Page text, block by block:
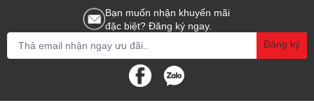
Bạn muốn nhận khuyến mãi
đặc biệt? Đăng ký ngay.
Đăng ký